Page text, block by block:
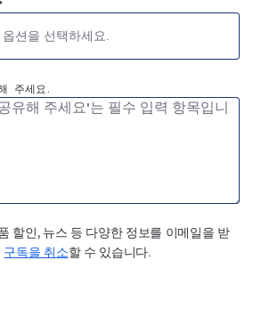
션을 선택하세요.
주세요.
할인, 뉴스 등 다양한 정보를 이메일을 받
구독을 취소할 수 있습니다.